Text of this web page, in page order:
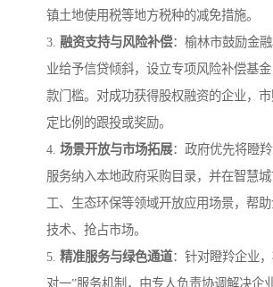
镇土地使用税等地方税种的减免措施。
3. 融资支持与风险补偿：榆林市鼓励金
业给予信贷倾斜，设立专项风险补偿基
款门槛。对成功获得股权融资的企业，
定比例的跟投或奖励。
4. 场景开放与市场拓展：政府优先将瞪
服务纳入本地政府采购目录，并在智慧
工、生态环保等领域开放应用场景，帮
技术、抢占市场。
5. 精准服务与绿色通道：针对瞪羚企业
对一”服务机制，由专人负责协调解决企